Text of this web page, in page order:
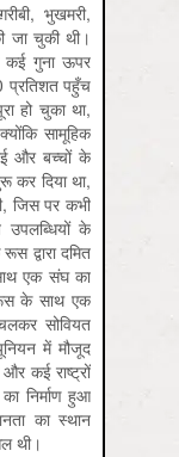
भुखमरी,
जा चुकी थी।
कई गुना ऊपर
प्रतिशत पहुँच
हो चुका था,
सामूहिक
और बच्चों के
कर दिया था,
जिस पर कभी
उपलब्धियों के
द्वारा दमित
एक संघ का
रूस के साथ एक
सोवियत
में मौजूद
कई राष्ट्रों
निर्माण हुआ
का स्थान
थी।